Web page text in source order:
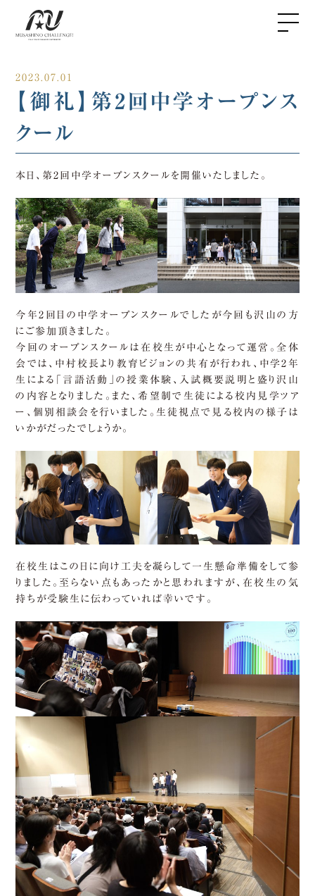
2023.07.01
【御礼】第2回中学オープンス
クール
本日、第2回中学オープンスクールを開催いたしました。
今年2回目の中学オープンスクールでしたが今回も沢山の方
にご参加頂きました。
今回のオープンスクールは在校生が中心となって運営。全体
会では、中村校長より教育ビジョンの共有が行われ、中学2年
生による「言語活動」の授業体験、入試概要説明と盛り沢山
の内容となりました。また、希望制で生徒による校内見学ツア
ー、個別相談会を行いました。生徒視点で見る校内の様子は
いかがだったでしょうか。
在校生はこの日に向け工夫を凝らして一生懸命準備をして参
りました。至らない点もあったかと思われますが、在校生の気
持ちが受験生に伝わっていれば幸いです。